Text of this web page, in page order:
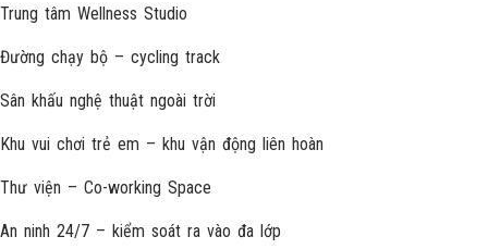
Trung tâm Wellness Studio
Đường chạy bộ – cycling track
Sân khấu nghệ thuật ngoài trời
Khu vui chơi trẻ em – khu vận động liên hoàn
Thư viện – Co-working Space
An ninh 24/7 – kiểm soát ra vào đa lớp